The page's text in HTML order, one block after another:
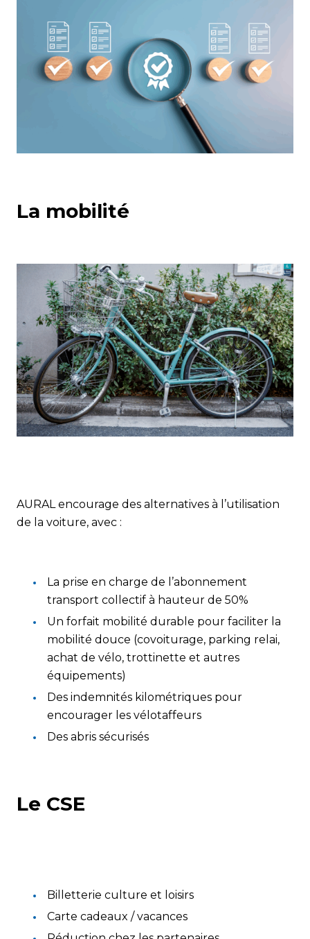
La mobilité
AURAL encourage des alternatives à l’utilisation
de la voiture, avec :
La prise en charge de l’abonnement
transport collectif à hauteur de 50%
Un forfait mobilité durable pour faciliter la
mobilité douce (covoiturage, parking relai,
achat de vélo, trottinette et autres
équipements)
Des indemnités kilométriques pour
encourager les vélotaffeurs
Des abris sécurisés
Le CSE
Billetterie culture et loisirs
Carte cadeaux / vacances